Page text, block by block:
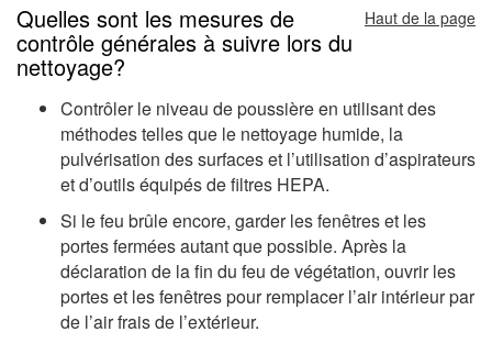
Quelles sont les mesures de
contrôle générales à suivre lors du
nettoyage?
Haut de la page
Contrôler le niveau de poussière en utilisant des
méthodes telles que le nettoyage humide, la
pulvérisation des surfaces et l’utilisation d’aspirateurs
et d’outils équipés de filtres HEPA.
Si le feu brûle encore, garder les fenêtres et les
portes fermées autant que possible. Après la
déclaration de la fin du feu de végétation, ouvrir les
portes et les fenêtres pour remplacer l’air intérieur par
de l’air frais de l’extérieur.